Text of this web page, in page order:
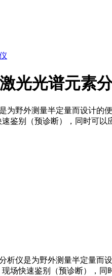
光光谱元素
为野外测量半定量而设计
鉴别（预诊断），同时可
析仪是为野外测量半定量
场快速鉴别（预诊断），同